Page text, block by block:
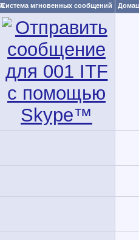
Система мгновенных сообщений